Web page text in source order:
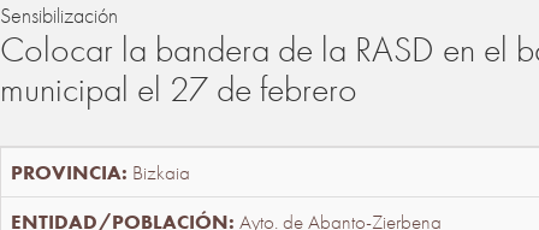
Sensibilización
Colocar la bandera de la RASD en el
municipal el 27 de febrero
Bizkaia
Ayto. de Abanto-Zierbena